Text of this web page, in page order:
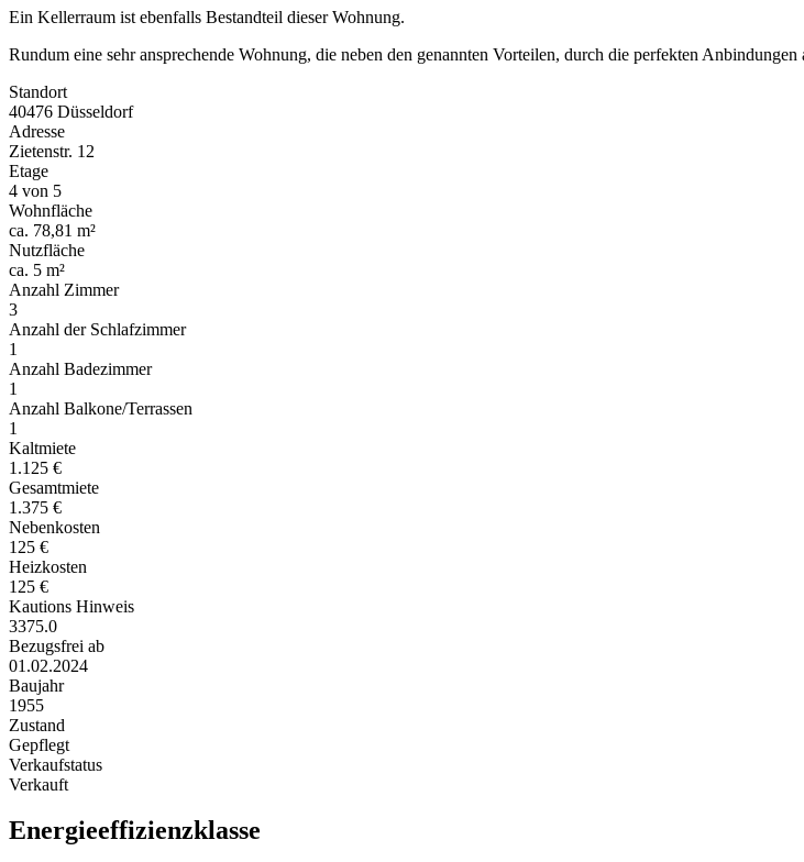
Ein Kellerraum ist ebenfalls Bestandteil dieser Wohnung.
Rundum eine sehr ansprechende Wohnung, die neben den genannten Vorteilen, durch die perfekten
Standort
40476 Düsseldorf
Adresse
Zietenstr. 12
Etage
4 von 5
Wohnfläche
ca. 78,81 m²
Nutzfläche
ca. 5 m²
Anzahl Zimmer
3
Anzahl der Schlafzimmer
1
Anzahl Badezimmer
1
Anzahl Balkone/Terrassen
1
Kaltmiete
1.125 €
Gesamtmiete
1.375 €
Nebenkosten
125 €
Heizkosten
125 €
Kautions Hinweis
3375.0
Bezugsfrei ab
01.02.2024
Baujahr
1955
Zustand
Gepflegt
Verkaufstatus
Verkauft
Energieeffizienzklasse